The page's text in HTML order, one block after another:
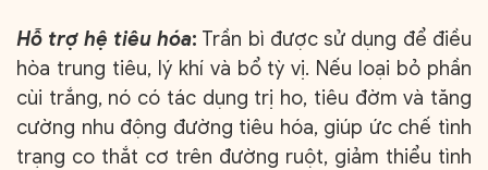
Hỗ trợ hệ tiêu hóa: Trần bì được sử dụng để điều
hòa trung tiêu, lý khí và bổ tỳ vị. Nếu loại bỏ phần
cùi trắng, nó có tác dụng trị ho, tiêu đờm và tăng
cường nhu động đường tiêu hóa, giúp ức chế tình
trạng co thắt cơ trên đường ruột, giảm thiểu tình